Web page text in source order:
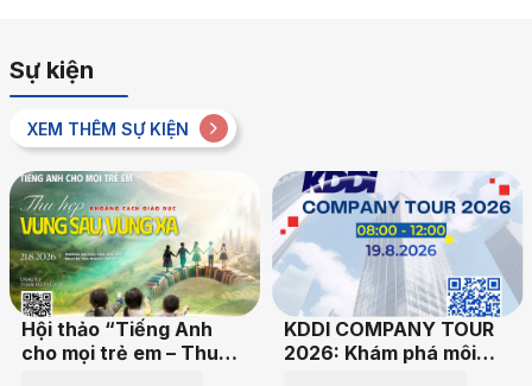
Sự kiện
XEM THÊM SỰ KIỆN
KDDI COMPANY TOUR
2026: Khám phá môi
Đồ án tốt nghiệp sinh
viên Thiết kế Đồ họa